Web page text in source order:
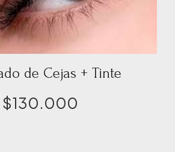
de Cejas + Tinte
$130.000